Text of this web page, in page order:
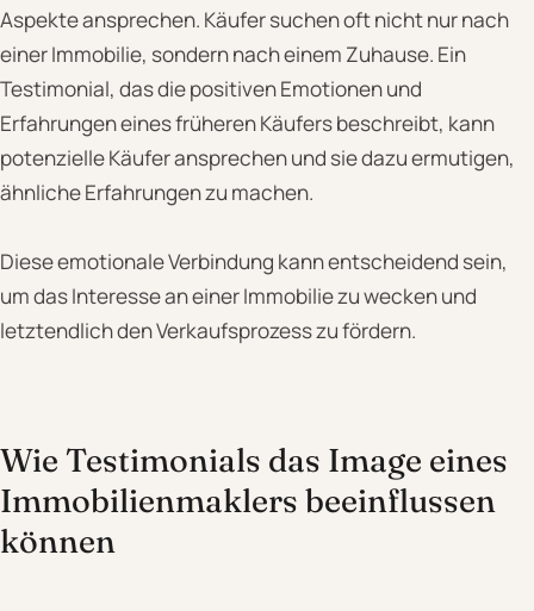
Aspekte ansprechen. Käufer suchen oft nicht nur nach
einer Immobilie, sondern nach einem Zuhause. Ein
Testimonial, das die positiven Emotionen und
Erfahrungen eines früheren Käufers beschreibt, kann
potenzielle Käufer ansprechen und sie dazu ermutigen,
ähnliche Erfahrungen zu machen.
Diese emotionale Verbindung kann entscheidend sein,
um das Interesse an einer Immobilie zu wecken und
letztendlich den Verkaufsprozess zu fördern.
Wie Testimonials das Image eines
Immobilienmaklers beeinflussen
können